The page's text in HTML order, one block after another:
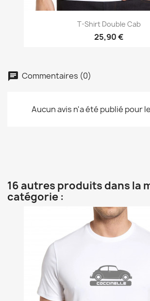
T-Shirt Double Cab
25,90 €
Commentaires (0)
Aucun avis n'a été publié pour
16 autres produits dans la
catégorie :